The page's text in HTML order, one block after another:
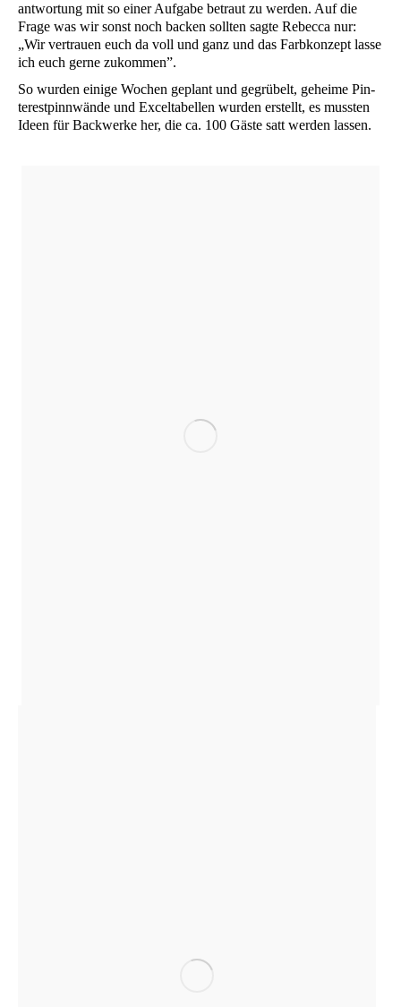
ant­wor­tung mit so einer Auf­ga­be betraut zu wer­den. Auf die
Fra­ge was wir sonst noch backen soll­ten sag­te Rebec­ca nur:
„Wir ver­trau­en euch da voll und ganz und das Farb­kon­zept las­se
ich euch ger­ne zukommen”.
So wur­den eini­ge Wochen geplant und gegrü­belt, gehei­me Pin­
te­rest­pinn­wän­de und Excel­ta­bel­len wur­den erstellt, es muss­ten
Ideen für Back­wer­ke her, die ca. 100 Gäs­te satt wer­den lassen.